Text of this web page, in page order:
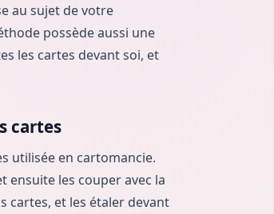
au sujet de votre
possède aussi une
les cartes devant soi, et
cartes
utilisée en cartomancie.
ensuite les couper avec la
cartes, et les étaler devant